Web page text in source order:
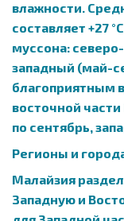
влажности.
составляет +27
муссона:
западный (май-
благоприятным
восточной
по сентябрь,
Регионы и
Малайзия
Западную и